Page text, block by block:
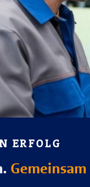
ERFOLG